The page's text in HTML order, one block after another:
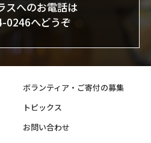
スへのお電話は
0246へどうぞ
ボランティア・ご寄付の募集
トピックス
お問い合わせ